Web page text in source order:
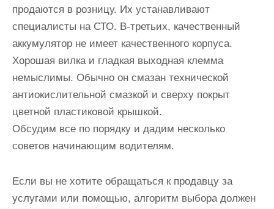
продаются в розницу. Их устанавливают
специалисты на СТО. В-третьих, качественный
аккумулятор не имеет качественного корпуса.
Хорошая вилка и гладкая выходная клемма
немыслимы. Обычно он смазан технической
антиокислительной смазкой и сверху покрыт
цветной пластиковой крышкой.
Обсудим все по порядку и дадим несколько
советов начинающим водителям.
Если вы не хотите обращаться к продавцу за
услугами или помощью, алгоритм выбора должен